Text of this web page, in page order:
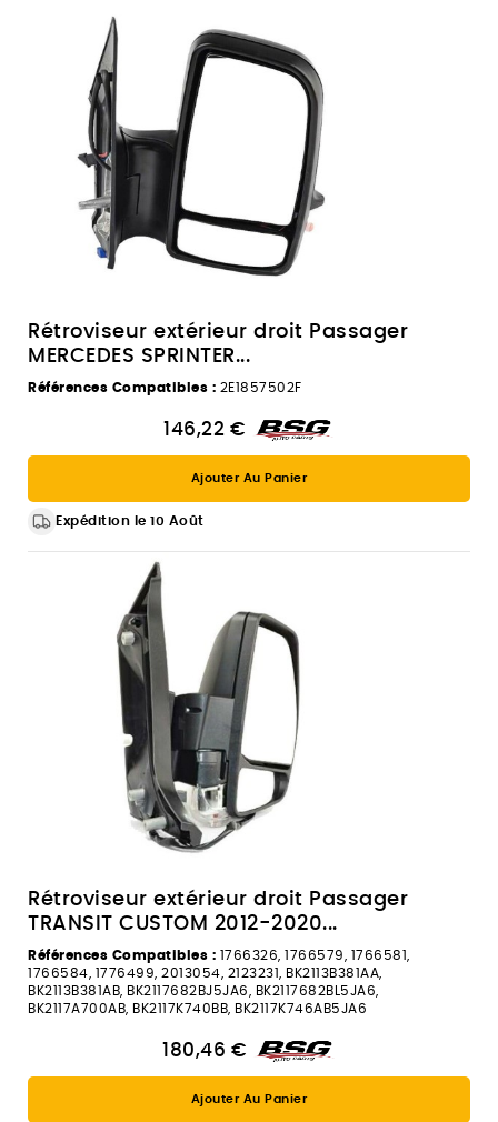
Rétroviseur extérieur droit Passager
MERCEDES SPRINTER...
Références Compatibles : 2E1857502F
146,22 €
Ajouter Au Panier
Expédition le 10 Août
Rétroviseur extérieur droit Passager
TRANSIT CUSTOM 2012-2020...
Références Compatibles : 1766326, 1766579, 1766581,
1766584, 1776499, 2013054, 2123231, BK2113B381AA,
BK2113B381AB, BK2117682BJ5JA6, BK2117682BL5JA6,
BK2117A700AB, BK2117K740BB, BK2117K746AB5JA6
180,46 €
Ajouter Au Panier